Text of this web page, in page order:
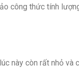
công thức tính
này còn rất nhỏ